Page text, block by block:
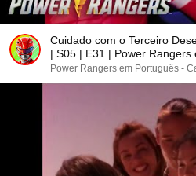
Cuidado com o Terceiro
| S05 | E31 | Power Rangers
Power Rangers em Português -